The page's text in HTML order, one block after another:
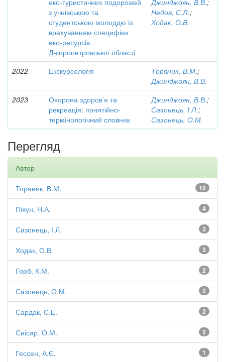
еко-туристичних подорожей
з учнівською та
студентською молоддю із
врахуванням специфіки
еко-ресурсів
Дніпропетровської області
Джинджоян, В.В.;
Недов, С.Л.;
Ходак, О.В.
2022 Екскурсологія Торяник, В.М.;
Джинджоян, В.В.
2023
Охорона здоров’я та
рекреація: понятійно-
термінологічний словник
Джинджоян, В.В.;
Сазонець, І.Л.;
Сазонець, О.М.
Перегляд
Автор
10
Торяник, В.М.
4
Піхун, Н.А.
3
Сазонець, І.Л.
3
Ходак, О.В.
2
Горб, К.М.
2
Сазонець, О.М.
2
Сардак, С.Е.
2
Снісар, О.М.
1
Гессен, А.Є.